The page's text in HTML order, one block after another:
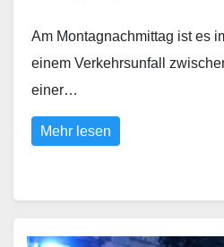
Am Montagnachmittag ist es
einem Verkehrsunfall
einer…
Mehr lesen